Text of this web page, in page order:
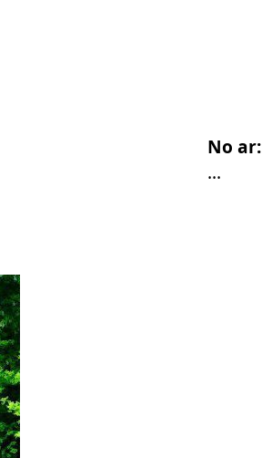
No ar:
...